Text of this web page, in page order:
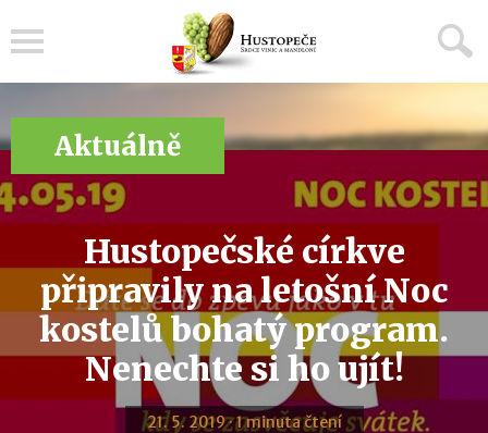
Aktuálně
Hustopečské církve
připravily na letošní Noc
kostelů bohatý program.
Nenechte si ho ujít!
21. 5. 2019 · 1 minuta čtení